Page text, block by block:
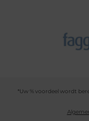
*Uw % voordeel wordt